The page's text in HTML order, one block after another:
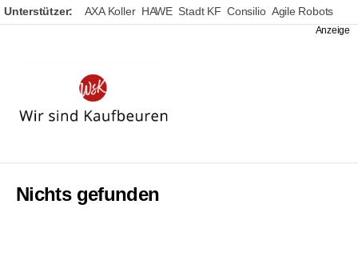
Unterstützer: AXA Koller HAWE Stadt KF Consilio Agile Robots
Nichts gefunden